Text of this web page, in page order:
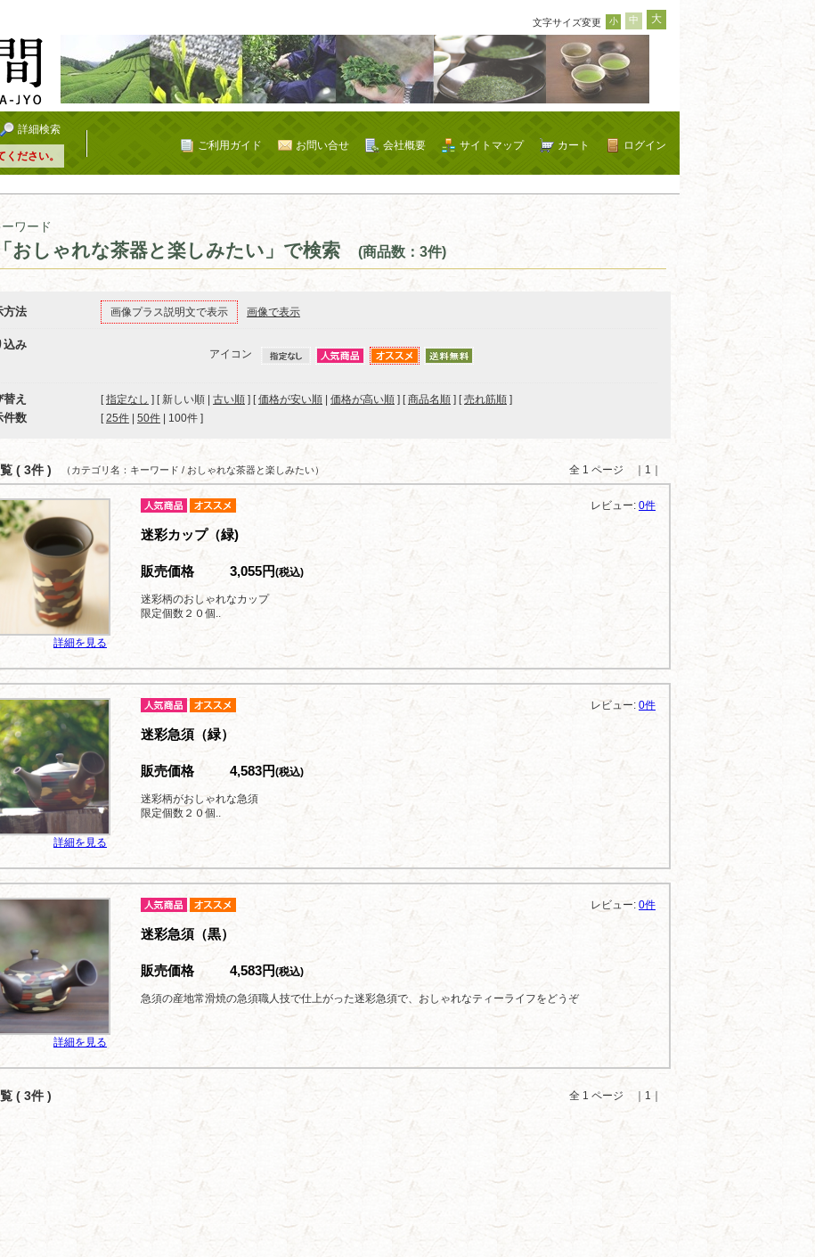
文字サイズ変更 小 中 大
詳細検索
ださい。
ログイン
カート
サイトマップ
会社概要
お問い合せ
ご利用ガイド
ワード
「おしゃれな茶器と楽しみたい」で検索 (商品数：3件)
方法 画像プラス説明文で表示 画像で表示
込み
アイコン
え [指定なし ] [ 新しい順 | 古い順 ] [価格が安い順 価格が高い順 ] [商品名順 ] [売れ筋順 ]
件数 [ 25件 50件 100件 ]
( 3件 ) 全 1 ページ ｜1｜
（カテゴリ名：キーワード / おしゃれな茶器と楽しみたい）
詳細を見る
レビュー: 0件
迷彩カップ（緑)
販売価格 3,055円(税込)
迷彩柄のおしゃれなカップ
限定個数２０個..
詳細を見る
レビュー: 0件
迷彩急須（緑）
販売価格 4,583円(税込)
迷彩柄がおしゃれな急須
限定個数２０個..
詳細を見る
レビュー: 0件
迷彩急須（黒）
販売価格 4,583円(税込)
急須の産地常滑焼の急須職人技で仕上がった迷彩急須で、おしゃれなティーライフをどうぞ
( 3件 ) 全 1 ページ ｜1｜